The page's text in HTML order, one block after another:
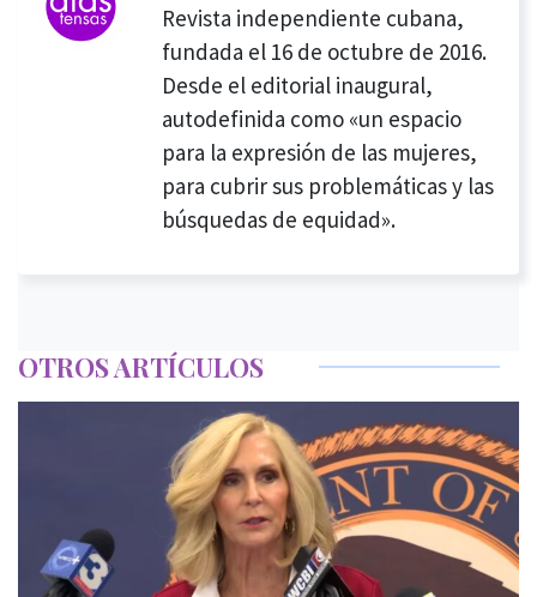
Revista independiente cubana,
fundada el 16 de octubre de 2016.
Desde el editorial inaugural,
autodefinida como «un espacio
para la expresión de las mujeres,
para cubrir sus problemáticas y las
búsquedas de equidad».
OTROS ARTÍCULOS